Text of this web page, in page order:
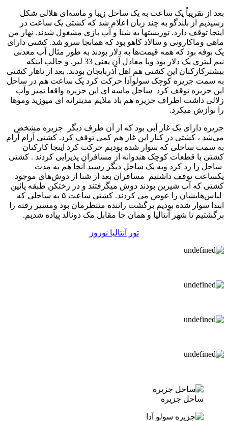
بعد از تقریباً یک ساعت به یک ساحل زیبا و ماسه‌ای هلالی شکل
رسیدیم از بلندگو به چند زبان اعلام شد که کشتی یک ساعت در
اینجا توقف دارد. توریستها به شنا و آب بازی مشغول شدند. نهار من
ماهی وماکارونی و سالاد کاهو بود که همانجا سرو شد. کشتی دارای
یک بوفه بود که همه قیمت‌ها به دلار بودند به طور مثال آب معدنی
نیم لیتری یک دلار بود ویا معادل آن یعنی 33 لیر. و جالب اینکه
بیشترکارکنان این کشتی هم اهل آذربایجان بودند. بعد از ناهار کشتی
به سمت جزیره کوچک سولوآدا حرکت کرد یک ساعت هم در ساحل
این جزیره توقف کرد ساحل ماسه ای این جزیره واقعا تمیز وآب
زلالی داشت اطراف جزیره هم باد ملایم مدیترانه ای میوزید وموها
را نوازش میکرد.
جزیره دارای یک غار آبی بود که از آن طرف دیگر جزیره مشخص
می‌شد ، کشتی در کنار این غار هم کمی توقف کرد. کشتی آرام آرام
به سمت ساحلی که سوار شده بودیم حرکت کرد اینجا کارکنان
کشتی با قطعات کوچک هندوانه از مسافران پذیرایی کردند . کشتی
ساحل را رد کرد وبه یک ساحل دیگر رسید آنجا هم به مدت
یکساعت توقف داشتیم مسافران بعد از شنا از دوش‌های موجود
کشتی که آب شیرین بودند دوش میگرفتند و در رختکن طبقه پائین
لباس‌هایشان را عوض می کردند. کشتی ساعت ۵ به ساحلی که
ابتدا سوار شده بودیم برگشت راننده منتظرمان بود ومسیر رفته را
برگشتیم تا شهر آنتالیا و همان جا مقابل مک ‌دونالد پیاده شدیم.
تور آنتالیا نوروز
ساحل جزیره